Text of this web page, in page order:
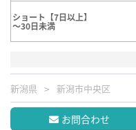
ショート【7日以上】
～30日未満
新潟県 新潟市中央区
お問合わせ